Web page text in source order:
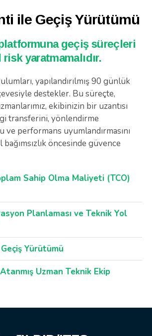
ile Geçiş Yürütümü
geçiş süreçleri
yaratmamalıdır.
yapılandırılmış 90 günlük
destekler. Bu süreçte,
ekibinizin bir uzantısı
transferini, yönlendirme
performans uyumlandırmasını
öncesinde güvence
Sahip Olma Maliyeti (TCO)
Planlaması ve Teknik Yol
Yürütümü
Uzman Teknik Ekip